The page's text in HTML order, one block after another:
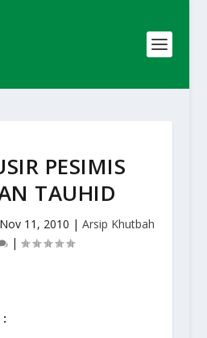
PESIMIS
TAUHID
Nov 11, 2010 | Arsip Khutbah
|